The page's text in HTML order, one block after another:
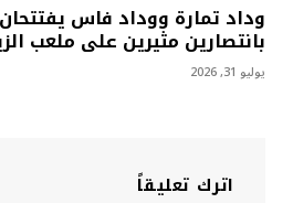
وداد تمارة ووداد فاس
بانتصارين مثيرين على ملعب
يوليو 31, 2026
اترك تعليقاً